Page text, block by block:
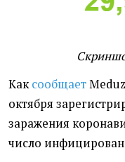
Каксообщает
октября
заражения
число